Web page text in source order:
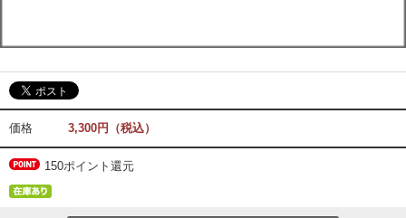
価格 3,300円（税込）
150ポイント還元